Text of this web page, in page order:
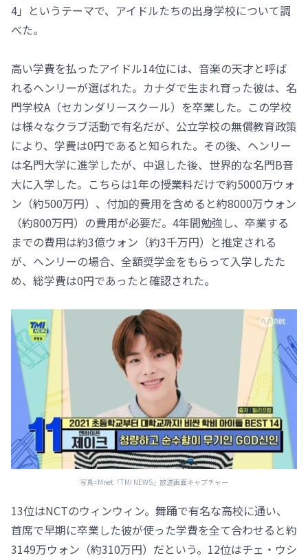
4」というテーマで、アイドルたちの出身学校について調
べた。
高い学費を払ったアイドル14位には、音楽の天才と呼ば
れるヘンリーが選ばれた。カナダで生まれ育った彼は、名
門学校A（セカンダリースクール）を卒業した。この学校
は様々なクラブ活動で有名だが、公立学校の無償教育政策
により、学費は0円であると知られた。その後、ヘンリー
は名門大学に進学したが、中退した後、世界的な名門B音
大に入学した。こちらは1年の授業料だけで約5000万ウォ
ン（約500万円）、付加的費用を含めると約8000万ウォン
（約800万円）の費用が必要だ。4年間勉強し、卒業する
までの費用は約3億ウォン（約3千万円）と推定される
が、ヘンリーの場合、全額奨学金をもらって入学したた
め、総学費は0円であったと確認された。
写真=Mnet「TMI NEWS」放送画面キャプチャー
13位はNCTのウィンウィン。舞踊で有名な高校に通い、
首席で早期に卒業した彼が使った学費を全て合わせると約
3149万ウォン（約310万円）だという。12位はチェ・ウシ